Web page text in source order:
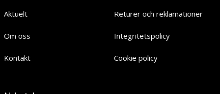
Aktuelt
Om oss
Kontakt
Returer och reklamationer
Integritetspolicy
Cookie policy